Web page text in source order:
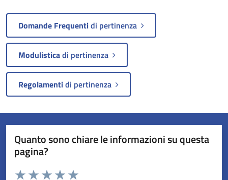
Domande Frequentidi pertinenza
Modulisticadi pertinenza
Regolamentidi pertinenza
Quanto sono chiare le informazioni su questa
pagina?
Valuta da 1 a 5 stelle la pagina